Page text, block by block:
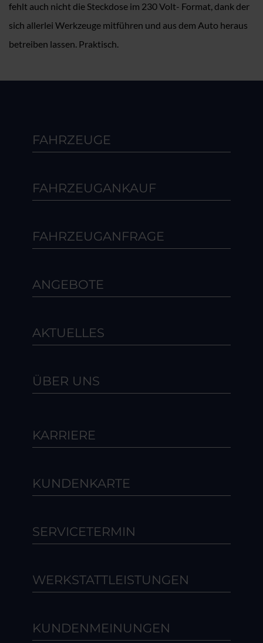
fehlt auch nicht die Steckdose im 230 Volt- Format, dank der
sich allerlei Werkzeuge mitführen und aus dem Auto heraus
betreiben lassen. Praktisch.
FAHRZEUGE
FAHRZEUGANKAUF
FAHRZEUGANFRAGE
ANGEBOTE
AKTUELLES
ÜBER UNS
KARRIERE
KUNDENKARTE
SERVICETERMIN
WERKSTATTLEISTUNGEN
KUNDENMEINUNGEN